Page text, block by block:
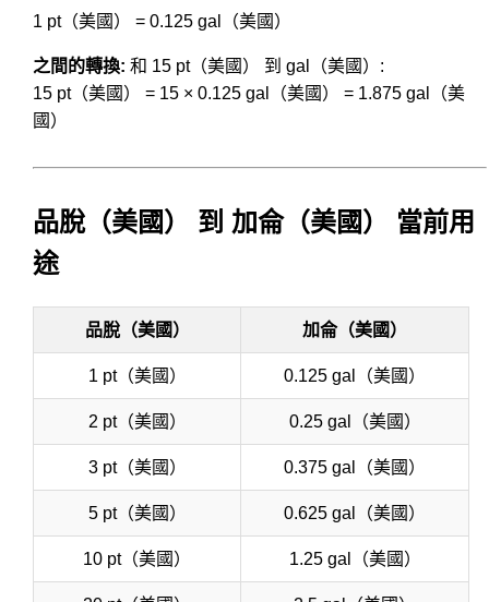
1 pt（美國） = 0.125 gal（美國）
之間的轉換: 和 15 pt（美國） 到 gal（美國）:
15 pt（美國） = 15 × 0.125 gal（美國） = 1.875 gal（美
國）
品脫（美國） 到 加侖（美國） 當前用
途
品脫（美國） 加侖（美國）
1 pt（美國） 0.125 gal（美國）
2 pt（美國） 0.25 gal（美國）
3 pt（美國） 0.375 gal（美國）
5 pt（美國） 0.625 gal（美國）
10 pt（美國） 1.25 gal（美國）